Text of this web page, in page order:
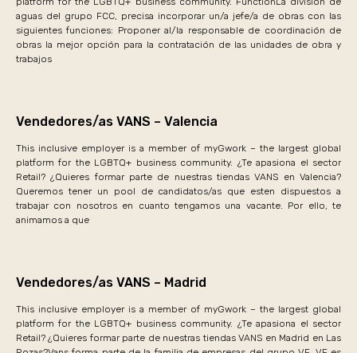
aguas del grupo FCC, precisa incorporar un/a jefe/a de obras con las
siguientes funciones: Proponer al/la responsable de coordinación de
obras la mejor opción para la contratación de las unidades de obra y
trabajos
Vendedores/as VANS – Valencia
This inclusive employer is a member of myGwork – the largest global
platform for the LGBTQ+ business community. ¿Te apasiona el sector
Retail? ¿Quieres formar parte de nuestras tiendas VANS en Valencia?
Queremos tener un pool de candidatos/as que esten dispuestos a
trabajar con nosotros en cuanto tengamos una vacante. Por ello, te
animamos a que
Vendedores/as VANS – Madrid
This inclusive employer is a member of myGwork – the largest global
platform for the LGBTQ+ business community. ¿Te apasiona el sector
Retail? ¿Quieres formar parte de nuestras tiendas VANS en Madrid en Las